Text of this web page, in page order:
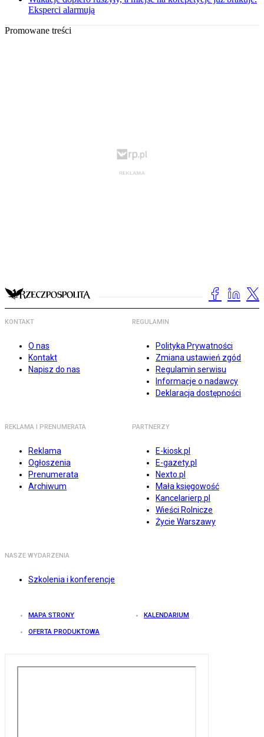
Eksperci alarmują
Promowane treści
KONTAKT
O nas
Kontakt
Napisz do nas
REGULAMIN
Polityka Prywatności
Zmiana ustawień zgód
Regulamin serwisu
Informacje o nadawcy
Deklaracja dostępności
REKLAMA I PRENUMERATA
Reklama
Ogłoszenia
Prenumerata
Archiwum
PARTNERZY
E-kiosk.pl
E-gazety.pl
Nexto.pl
Mała księgowość
Kancelarierp.pl
Wieści Rolnicze
Życie Warszawy
NASZE WYDARZENIA
Szkolenia i konferencje
MAPA STRONY KALENDARIUM
OFERTA PRODUKTOWA